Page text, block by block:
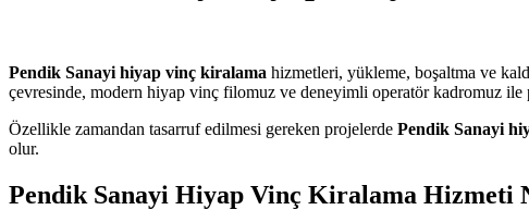
Pendik Sanayi hiyap vinç kiralama hizmetleri, yükleme, boşaltma ve
çevresinde, modern hiyap vinç filomuz ve deneyimli operatör kadromuz ile
Özellikle zamandan tasarruf edilmesi gereken projelerde Pendik Sanayi
olur.
Pendik Sanayi Hiyap Vinç Kiralama Hizmeti